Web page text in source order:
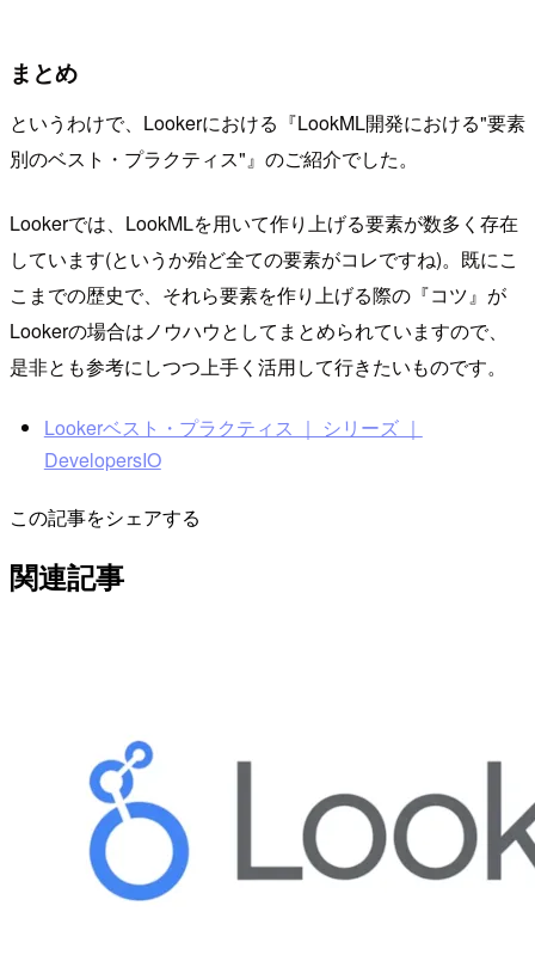
まとめ
というわけで、Lookerにおける『LookML開発における"要素
別のベスト・プラクティス"』のご紹介でした。
Lookerでは、LookMLを用いて作り上げる要素が数多く存在
しています(というか殆ど全ての要素がコレですね)。既にこ
こまでの歴史で、それら要素を作り上げる際の『コツ』が
Lookerの場合はノウハウとしてまとめられていますので、
是非とも参考にしつつ上手く活用して行きたいものです。
Lookerベスト・プラクティス ｜ シリーズ ｜
DevelopersIO
この記事をシェアする
関連記事